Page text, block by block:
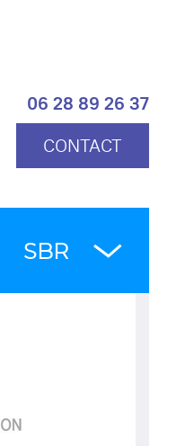
06 28 89 26 37
CONTACT
SBR